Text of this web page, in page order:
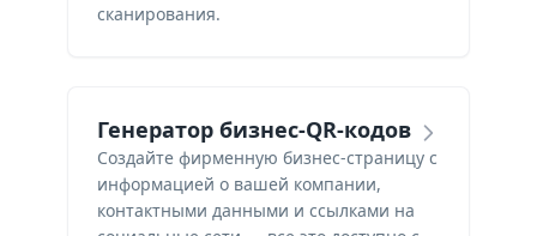
сканирования.
Генератор бизнес-QR-кодов
Создайте фирменную бизнес-страницу с
информацией о вашей компании,
контактными данными и ссылками на